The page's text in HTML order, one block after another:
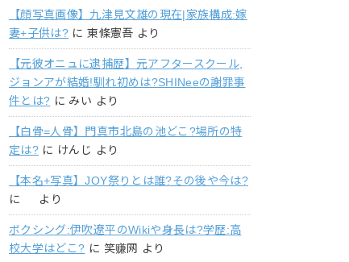
【顔写真画像】九津見文雄の現在|家族構成:嫁
妻+子供は? に東條憲吾 より
【元彼オニュに逮捕歴】元アフタースクール,
ジョンアが結婚!馴れ初めは?SHINeeの謝罪事
件とは? に みい より
【白骨=人骨】門真市北島の池どこ?場所の特
定は? に けんじ より
【本名+写真】JOY祭りとは誰?その後や今は?
に
より
ボクシング:伊吹遼平のWikiや身長は?学歴:高
校大学はどこ? に 笑赚网 より